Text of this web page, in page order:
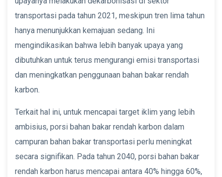
transportasi pada tahun 2021, meskipun tren lima tahun
hanya menunjukkan kemajuan sedang. Ini
mengindikasikan bahwa lebih banyak upaya yang
dibutuhkan untuk terus mengurangi emisi transportasi
dan meningkatkan penggunaan bahan bakar rendah
karbon.
Terkait hal ini, untuk mencapai target iklim yang lebih
ambisius, porsi bahan bakar rendah karbon dalam
campuran bahan bakar transportasi perlu meningkat
secara signifikan. Pada tahun 2040, porsi bahan bakar
rendah karbon harus mencapai antara 40% hingga 60%,